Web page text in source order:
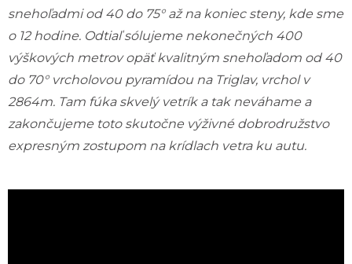
snehoľadmi od 40 do 75° až na koniec steny, kde sme
o 12 hodine. Odtiaľ sólujeme nekonečných 400
výškových metrov opäť kvalitným snehoľadom od 40
do 70° vrcholovou pyramídou na Triglav, vrchol v
2864m. Tam fúka skvelý vetrík a tak neváhame a
zakončujeme toto skutočne výživné dobrodružstvo
expresným zostupom na krídlach vetra ku autu.